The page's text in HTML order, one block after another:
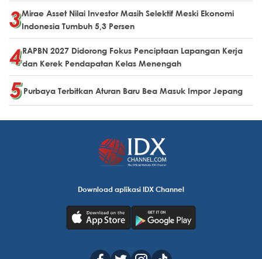
Mirae Asset Nilai Investor Masih Selektif Meski Ekonomi
Indonesia Tumbuh 5,3 Persen
RAPBN 2027 Didorong Fokus Penciptaan Lapangan Kerja
dan Kerek Pendapatan Kelas Menengah
Purbaya Terbitkan Aturan Baru Bea Masuk Impor Jepang
Download aplikasi IDX Channel